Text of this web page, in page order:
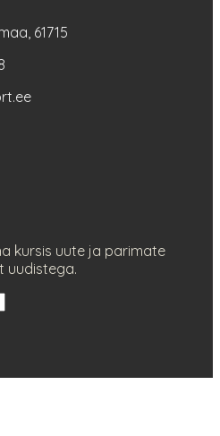
61715
kursis uute ja parimate
uudistega.